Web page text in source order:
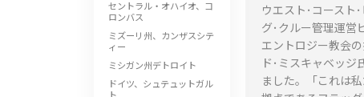
ウエスト･コースト
グ･クルー管理運営
エントロジー教会
ド･ミスキャベッジ
ました。「これは
セントラル・オハイオ、コ
ロンバス
ミズーリ州、カンザスシテ
ィー
ミシガン州デトロイト
ドイツ、シュテュットガル